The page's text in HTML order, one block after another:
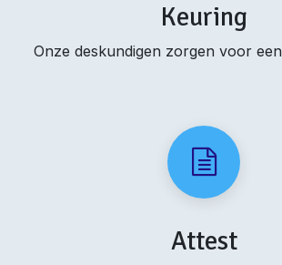
Keuring
Onze deskundigen zorgen voor een
Attest